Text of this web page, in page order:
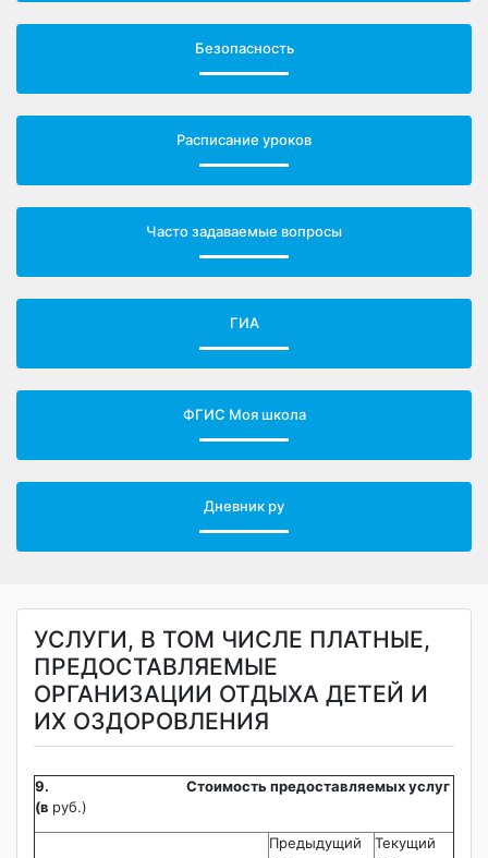
Безопасность
Расписание уроков
Часто задаваемые вопросы
ГИА
ФГИС Моя школа
Дневник ру
УСЛУГИ, В ТОМ ЧИСЛЕ ПЛАТНЫЕ,
ПРЕДОСТАВЛЯЕМЫЕ
ОРГАНИЗАЦИИ ОТДЫХА ДЕТЕЙ И
ИХ ОЗДОРОВЛЕНИЯ
9. Стоимость предоставляемых услуг
(в руб.)
Предыдущий
Текущий